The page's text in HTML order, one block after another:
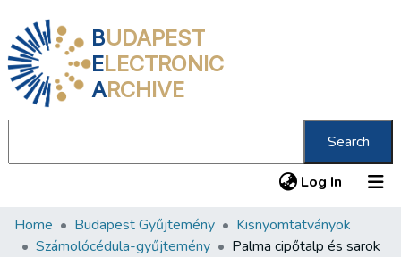
BUDAPEST
ELECTRONIC
ARCHIVE
Search
Log In (current)
Communities & Collections
Home Budapest Gyűjtemény
Kisnyomtatványok
Számolócédula-gyűjtemény
Palma cipőtalp és sarok